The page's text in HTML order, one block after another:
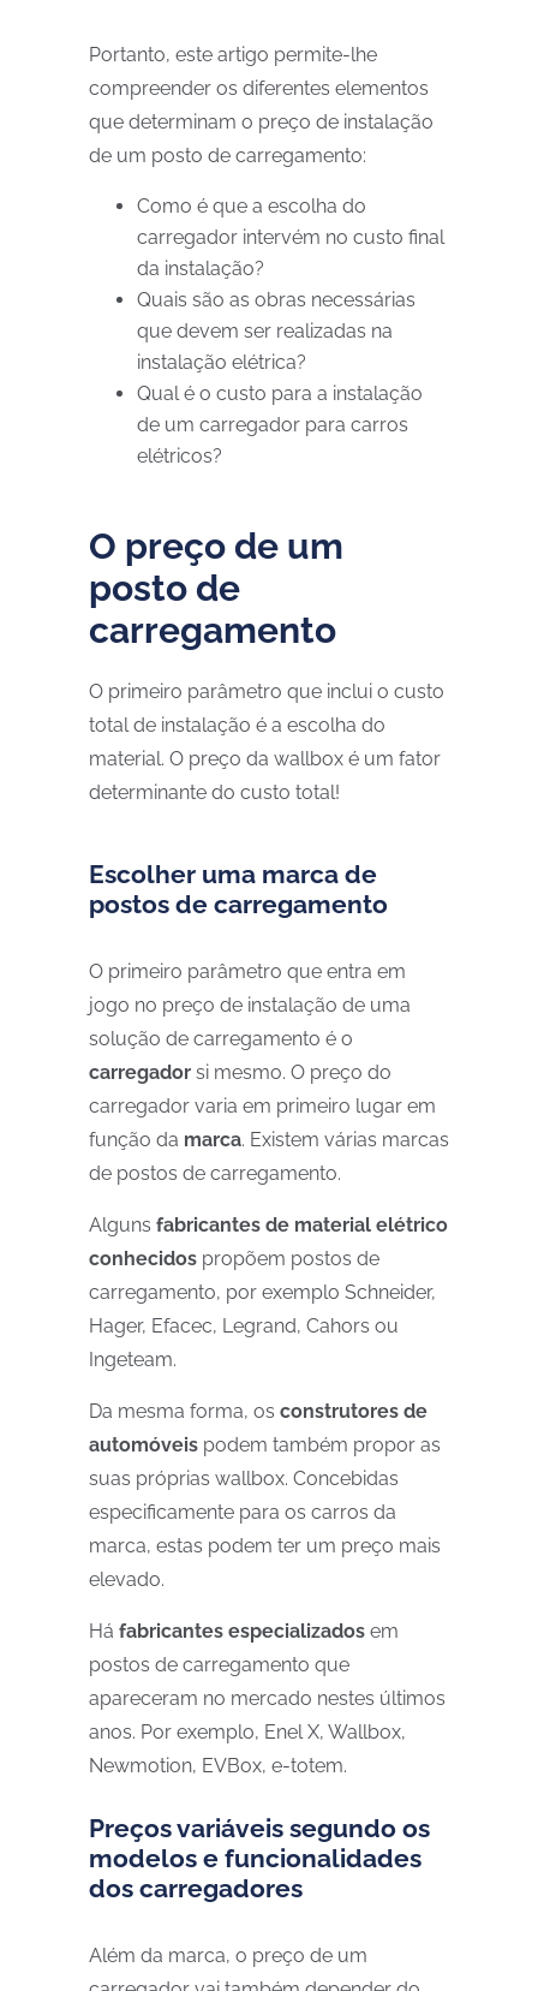
Portanto, este artigo permite-lhe
compreender os diferentes elementos
que determinam o preço de instalação
de um posto de carregamento:
Como é que a escolha do
carregador intervém no custo final
da instalação?
Quais são as obras necessárias
que devem ser realizadas na
instalação elétrica?
Qual é o custo para a instalação
de um carregador para carros
elétricos?
O preço de um
posto de
carregamento
O primeiro parâmetro que inclui o custo
total de instalação é a escolha do
material. O preço da wallbox é um fator
determinante do custo total!
Escolher uma marca de
postos de carregamento
O primeiro parâmetro que entra em
jogo no preço de instalação de uma
solução de carregamento é o
carregador si mesmo. O preço do
carregador varia em primeiro lugar em
função da marca. Existem várias marcas
de postos de carregamento.
Alguns fabricantes de material elétrico
conhecidos propõem postos de
carregamento, por exemplo Schneider,
Hager, Efacec, Legrand, Cahors ou
Ingeteam.
Da mesma forma, os construtores de
automóveis podem também propor as
suas próprias wallbox. Concebidas
especificamente para os carros da
marca, estas podem ter um preço mais
elevado.
Há fabricantes especializados em
postos de carregamento que
apareceram no mercado nestes últimos
anos. Por exemplo, Enel X, Wallbox,
Newmotion, EVBox, e-totem.
Preços variáveis segundo os
modelos e funcionalidades
dos carregadores
Além da marca, o preço de um